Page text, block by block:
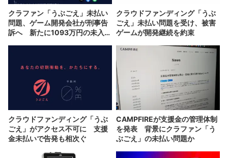
クラファン「うぶごえ」未払い
問題、ゲーム開発会社が刑事告
訴へ 新たに1093万円の未入金
クラウドファンディング「うぶ
ごえ」未払い問題を受け、被害
ゲームが開発継続を約束
クラウドファンディング「うぶ
ごえ」がアクセス不可に 支援
金未払いで告発も相次ぐ
CAMPFIREが支援金の管理体制
を発表 背景にクラファン「う
ぶごえ」の未払い問題か